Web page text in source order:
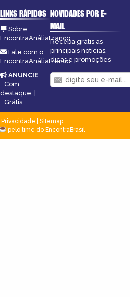
LINKS RÁPIDOS
Sobre
EncontraAnáliaFranco
Fale com o
EncontraAnáliaFranco
ANUNCIE:
Com
destaque |
Grátis
NOVIDADES POR E-
MAIL
Receba grátis as
principais notícias,
dicas e promoções
Privacidade
Sitemap
pelo time do EncontraBrasil